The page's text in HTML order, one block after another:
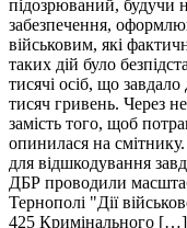
підозрюваний, будучи
забезпечення,
військовим, які
таких дій було
тисячі осіб, що
тисяч гривень. Через
замість того, щоб
опинилася на
для відшкодування
ДБР проводили
Тернополі "Дії
425 Кримінального […]